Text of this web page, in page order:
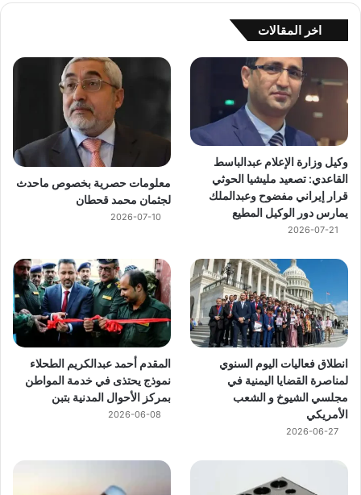
اخر المقالات
وكيل وزارة الإعلام عبدالباسط
القاعدي: تصعيد مليشيا الحوثي
قرار إيراني مفضوح وعبدالملك
يمارس دور الوكيل المطيع
2026-07-21
معلومات حصرية بخصوص ماحدث
لجثمان محمد قحطان
2026-07-10
انطلاق فعاليات اليوم السنوي
لمناصرة القضايا اليمنية في
مجلسي الشيوخ و الشعب
الأمريكي
2026-06-27
المقدم أحمد عبدالكريم الطحلاء
نموذج يحتذى في خدمة المواطن
بمركز الأحوال المدنية بتبن
2026-06-08